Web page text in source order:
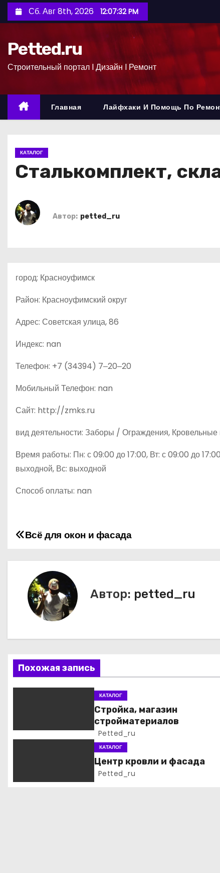
е
с
Сб. Авг 8th, 2026 12:07:33 PM
Petted.ru
Строительный портал l Дизайн l Ремонт
Главная Лайфхаки И Помощь По
КАТАЛОГ
Сталькомплект,
Автор: petted_ru
город: Красноуфимск
Район: Красноуфимский округ
Адрес: Советская улица, 86
Индекс: nan
Телефон: +7 (34394) 7‒20‒20
Мобильный Телефон: nan
Сайт: http://zmks.ru
вид деятельности: Заборы / Ограждения,
Время работы: Пн: с 09:00 до 17:00, Вт: с 09:00 до
выходной, Вс: выходной
Способ оплаты: nan
Н
а
а
ц
и
п
Всё для окон и фасада
Автор: petted_ru
Похожая запись
КАТАЛОГ
Стройка, магазин
стройматериалов
Petted_ru
КАТАЛОГ
Центр кровли и фасада
Petted_ru